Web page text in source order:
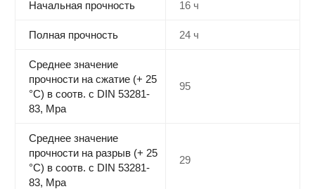
Начальная прочность 16 ч
Полная прочность 24 ч
Среднее значение
прочности на сжатие (+ 25
°С) в соотв. с DIN 53281-
83, Мра
95
Среднее значение
прочности на разрыв (+ 25
°С) в соотв. с DIN 53281-
83, Мра
29